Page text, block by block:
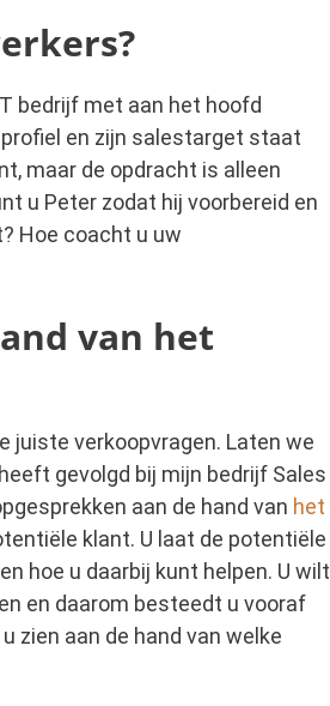
bedrijf met aan het hoofd
en zijn salestarget staat
maar de opdracht is alleen
u Peter zodat hij voorbereid en
Hoe coacht u uw
van het
juiste verkoopvragen. Laten we
gevolgd bij mijn bedrijf Sales
aan de hand van het
klant. U laat de potentiële
hoe u daarbij kunt helpen. U wilt
en daarom besteedt u vooraf
zien aan de hand van welke